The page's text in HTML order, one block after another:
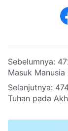
Sebelumnya:
Masuk Manusia
Selanjutnya:
Tuhan pada